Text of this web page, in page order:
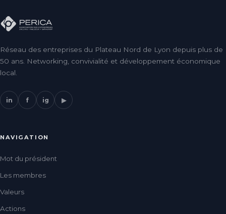
Réseau des entreprises du Plateau Nord de Lyon depuis plus de
50 ans. Networking, convivialité et développement économique
local.
in f ig ▶
NAVIGATION
Mot du président
Les membres
Valeurs
Actions